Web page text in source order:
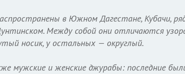
в Южном Дагестане, Кубачи,
Между собой они отличаются
носик, у остальных — округлый.
мужские и женские джурабы: последние